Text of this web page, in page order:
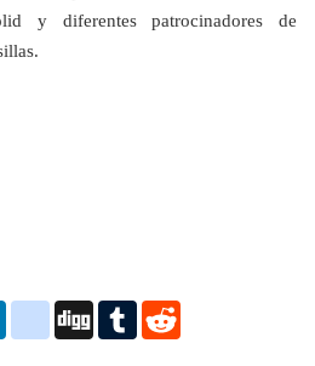
y diferentes patrocinadores de
LinkedIninstagram
Digg Tumblr